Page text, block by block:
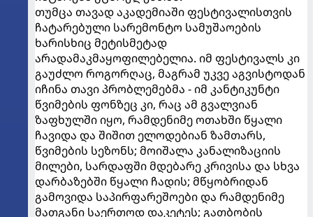
თუმცა თავად აკადემიაში ფესტივალისთვის
ჩატარებული სარემონტო სამუშაოების
ხარისხიც მეტისმეტად
არადამაკმაყოფილებელია. იმ ფესტივალს კი
გაუძლო როგორღაც, მაგრამ უკვე აგვისტოდან
იჩინა თავი პრობლემებმა - იმ კანტიკუნტი
წვიმების ფონზეც კი, რაც ამ გვალვიან
ზაფხულში იყო, რამდენიმე ოთახში წყალი
ჩავიდა და შიშით ელოდებიან ზამთარს,
წვიმების სეზონს; მოიშალა კანალიზაციის
მილები, სარდაფში მდებარე კრივისა და სხვა
დარბაზებში წყალი ჩადის; მწყობრიდან
გამოვიდა საპირფარეშოები და რამდენიმე
მათგანი საერთოდ დაკეტეს; გათბობის